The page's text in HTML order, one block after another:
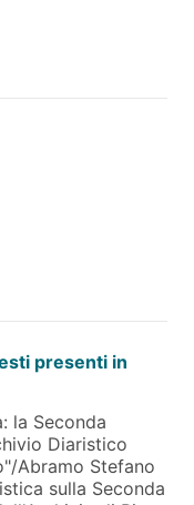
presenti in
la Seconda
Diaristico
Abramo Stefano
sulla Seconda